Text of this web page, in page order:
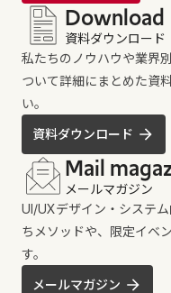
Download
資料ダウンロード
私たちのノウハウや業界
ついて詳細にまとめた資
い。
資料ダウンロード
Mail
メールマガジン
UI/UXデザイン・システ
ちメソッドや、限定イベ
す。
メールマガジン